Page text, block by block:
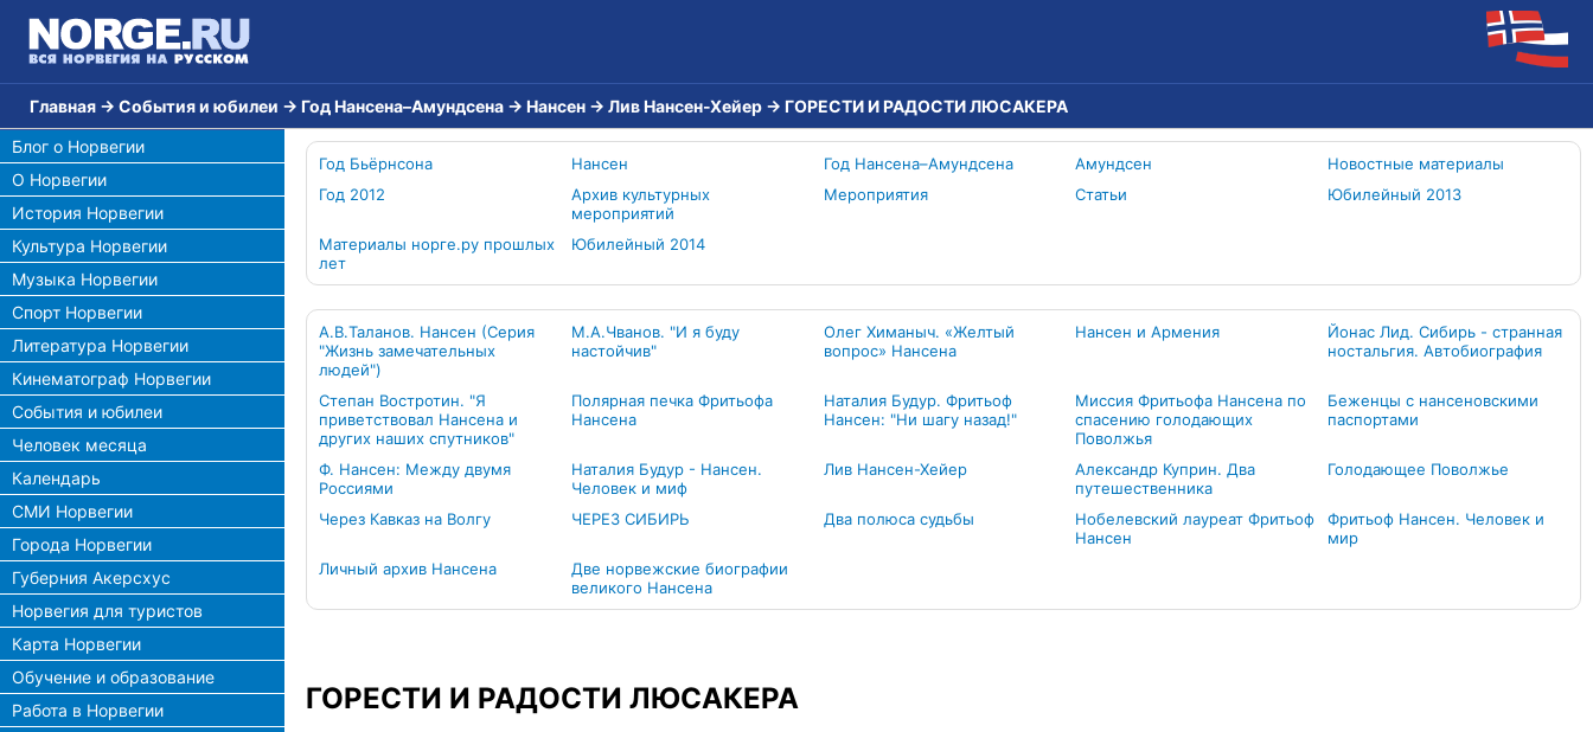
Главная → События и юбилеи → Год Нансена–Амундсена → Нансен → Лив Нансен-Хейер → ГОРЕСТИ И РАДОСТИ ЛЮСАКЕРА
Блог о Норвегии
О Норвегии
История Норвегии
Культура Норвегии
Музыка Норвегии
Спорт Норвегии
Литература Норвегии
Кинематограф Норвегии
События и юбилеи
Человек месяца
Календарь
СМИ Норвегии
Города Норвегии
Губерния Акерсхус
Норвегия для туристов
Карта Норвегии
Обучение и образование
Работа в Норвегии
Год Бьёрнсона Нансен Год Нансена–Амундсена Амундсен
Новостные материалы
Год 2012
Архив культурных
мероприятий
Мероприятия Статьи Юбилейный 2013
Материалы норге.ру прошлых
лет
Юбилейный 2014
А.В.Таланов. Нансен (Серия
"Жизнь замечательных
людей")
М.А.Чванов. "И я буду
настойчив"
Олег Химаныч. «Желтый
вопрос» Нансена
Нансен и Армения
Йонас Лид. Сибирь - странная
ностальгия. Автобиография
Степан Востротин. "Я
приветствовал Нансена и
других наших спутников"
Полярная печка Фритьофа
Нансена
Наталия Будур. Фритьоф
Нансен: "Ни шагу назад!"
Миссия Фритьофа Нансена по
спасению голодающих
Поволжья
Беженцы с нансеновскими
паспортами
Ф. Нансен: Между двумя
Россиями
Наталия Будур - Нансен.
Человек и миф
Лив Нансен-Хейер
Александр Куприн. Два
путешественника
Голодающее Поволжье
Через Кавказ на Волгу ЧЕРЕЗ СИБИРЬ Два полюса судьбы
Нобелевский лауреат Фритьоф
Нансен
Фритьоф Нансен. Человек и
мир
Личный архив Нансена
Две норвежские биографии
великого Нансена
ГОРЕСТИ И РАДОСТИ ЛЮСАКЕРА